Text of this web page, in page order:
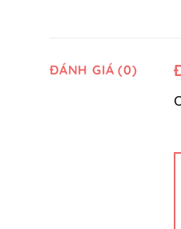
ĐÁNH GIÁ (0)